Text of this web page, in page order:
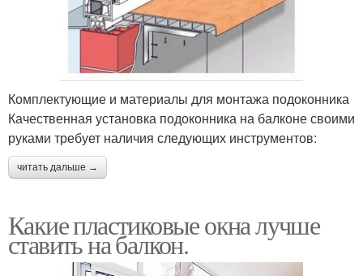
Комплектующие и материалы для монтажа подоконника
Качественная установка подоконника на балконе своими
руками требует наличия следующих инструментов:
читать дальше →
Какие пластиковые окна лучше
ставить на балкон.